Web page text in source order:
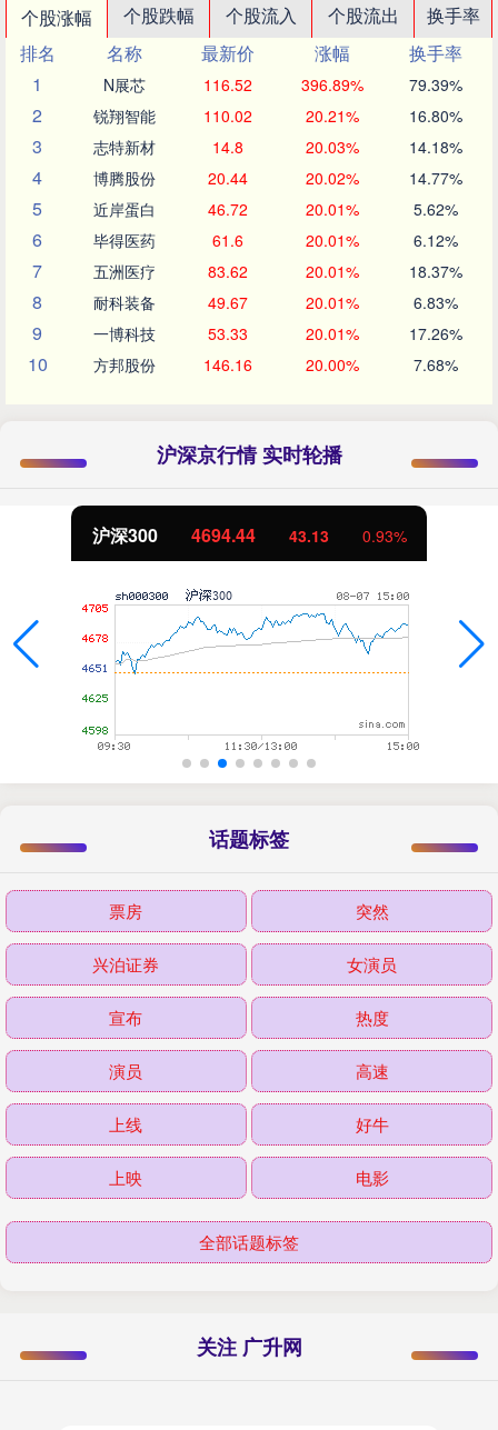
个股涨幅 个股跌幅 个股流入 个股流出
换手率
排名
名称 最新价 涨幅
换手率
1
N展芯 116.52 396.89% 79.39%
2 锐翔智能 110.02 20.21% 16.80%
3 志特新材 14.8 20.03% 14.18%
4 博腾股份 20.44 20.02% 14.77%
5 近岸蛋白 46.72 20.01% 5.62%
6 毕得医药 61.6 20.01% 6.12%
7 五洲医疗 83.62 20.01% 18.37%
8 耐科装备 49.67 20.01% 6.83%
9 一博科技 53.33 20.01% 17.26%
10 方邦股份 146.16 20.00% 7.68%
沪深京行情 实时轮播
沪深300 4694.44 43.13 0.93%
话题标签
票房 突然
兴泊证券 女演员
宣布 热度
演员 高速
上线 好牛
上映 电影
全部话题标签
关注 广升网